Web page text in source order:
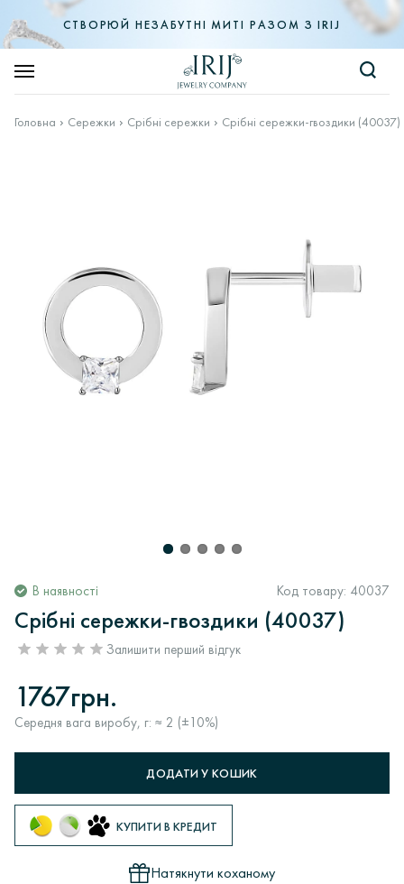
СТВОРЮЙ НЕЗАБУТНІ МИТІ РАЗОМ З IRIJ
Головна Сережки Срібні сережки Срібні сережки-гвоздики (40037)
В наявності Код товару: 40037
Срібні сережки-гвоздики (40037)
Залишити перший відгук
1767грн.
Середня вага виробу, г: ≈ 2 (±10%)
ДОДАТИ У КОШИК
КУПИТИ В КРЕДИТ
Натякнути коханому